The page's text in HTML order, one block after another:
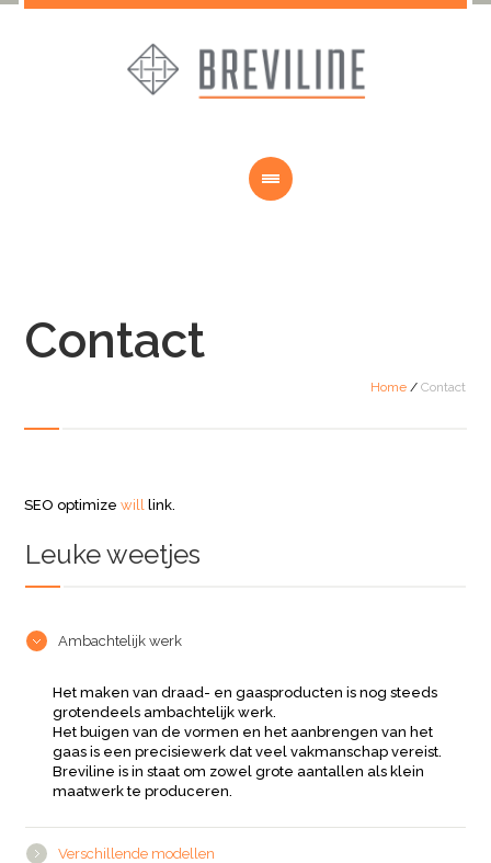
Contact
Home /Contact
SEO optimizewill link.
Leuke weetjes
Ambachtelijk werk
Het maken van draad- en gaasproducten is nog steeds
grotendeels ambachtelijk werk.
Het buigen van de vormen en het aanbrengen van het
gaas is een precisiewerk dat veel vakmanschap vereist.
Breviline is in staat om zowel grote aantallen als klein
maatwerk te produceren.
Verschillende modellen